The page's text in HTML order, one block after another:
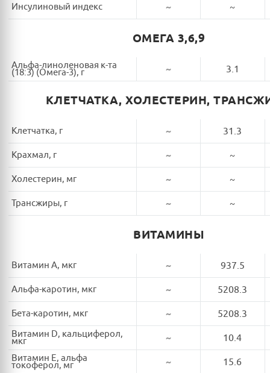
Инсулиновый индекс ~ ~
ОМЕГА 3,6,9
Альфа-линоленовая к-та
(18:3) (Омега-3), г ~ 3.1
КЛЕТЧАТКА, ХОЛЕСТЕРИН,
Клетчатка, г ~ 31.3
Крахмал, г ~ ~
Холестерин, мг ~ ~
Трансжиры, г ~ ~
ВИТАМИНЫ
Витамин A, мкг ~ 937.5
Альфа-каротин, мкг ~ 5208.3
Бета-каротин, мкг ~ 5208.3
Витамин D, кальциферол,
мкг ~ 10.4
Витамин E, альфа
токоферол, мг ~ 15.6